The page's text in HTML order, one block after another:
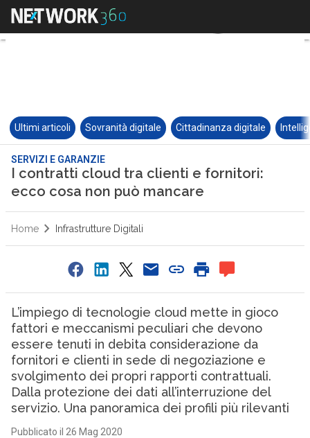
Ultimi articoli Sovranità digitale Cittadinanza digitale
SERVIZI E GARANZIE
I contratti cloud tra clienti e fornitori:
ecco cosa non può mancare
Home Infrastrutture Digitali
L’impiego di tecnologie cloud mette in gioco
fattori e meccanismi peculiari che devono
essere tenuti in debita considerazione da
fornitori e clienti in sede di negoziazione e
svolgimento dei propri rapporti contrattuali.
Dalla protezione dei dati all’interruzione del
servizio. Una panoramica dei profili più rilevanti
Pubblicato il 26 Mag 2020